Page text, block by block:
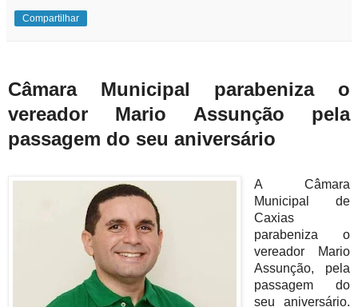
Compartilhar
Câmara Municipal parabeniza o
vereador Mario Assunção pela
passagem do seu aniversário
A Câmara
Municipal de
Caxias
parabeniza o
vereador Mario
Assunção, pela
passagem do
seu aniversário.